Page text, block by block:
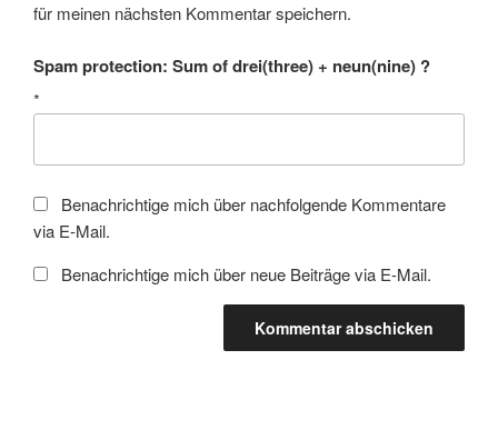
für meinen nächsten Kommentar speichern.
Spam protection: Sum of drei(three) + neun(nine) ?
*
Benachrichtige mich über nachfolgende Kommentare
via E-Mail.
Benachrichtige mich über neue Beiträge via E-Mail.